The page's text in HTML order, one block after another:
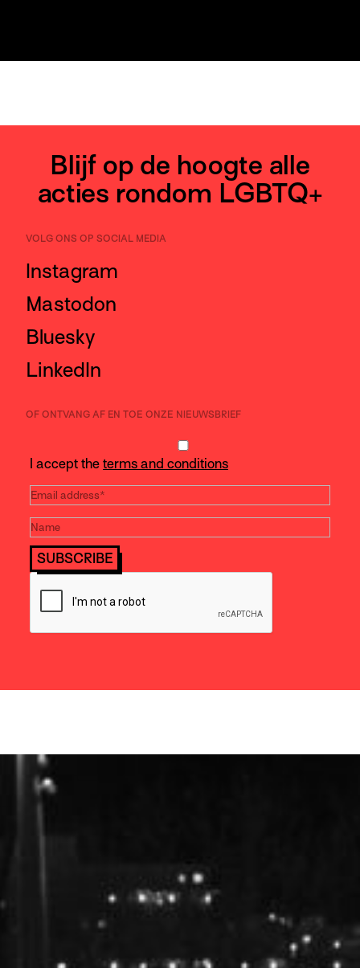
Blijf op de hoogte alle
acties rondom LGBTQ+
VOLG ONS OP SOCIAL MEDIA
Instagram
Mastodon
Bluesky
LinkedIn
OF ONTVANG AF EN TOE ONZE NIEUWSBRIEF
I accept the terms and conditions
SUBSCRIBE